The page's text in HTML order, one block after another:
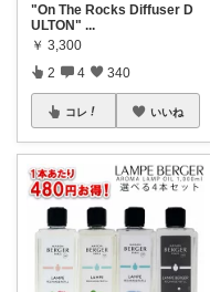
"On The Rocks Diffuser D
ULTON" ...
￥ 3,300
2 4 340
コレ いいね